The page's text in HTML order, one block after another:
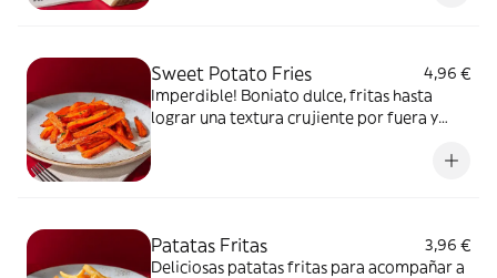
Sweet Potato Fries
4,96 €
Imperdible! Boniato dulce, fritas hasta
lograr una textura crujiente por fuera y
dulce y reconfortante para cualquier plato.
Patatas Fritas
3,96 €
Deliciosas patatas fritas para acompañar a